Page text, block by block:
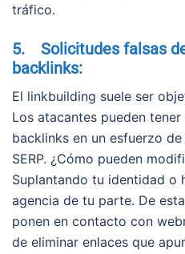
tráfico.
5. Solicitudes falsas
backlinks:
El linkbuilding suele ser
Los atacantes pueden
backlinks en un esfuerzo
SERP. ¿Cómo pueden
Suplantando tu identidad o
agencia de tu parte. De
ponen en contacto con
de eliminar enlaces que